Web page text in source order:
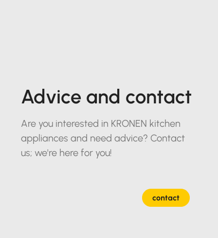
Advice and contact
Are you interested in KRONEN kitchen
appliances and need advice? Contact
us; we're here for you!
contact